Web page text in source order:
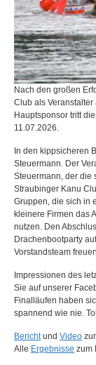
Nach den großen
Club als
Hauptsponsor tritt die
11.07.2026.
In den kippsicheren
Steuermann. Der
Steuermann, der die
Straubinger Kanu
Gruppen, die sich in
kleinere Firmen das
nutzen. Den
Drachenbootparty
Vorstandsteam
Impressionen des
Sie auf unserer
Finalläufen haben
spannend wie nie.
Berichtund Video
Alle Ergebnisse zum